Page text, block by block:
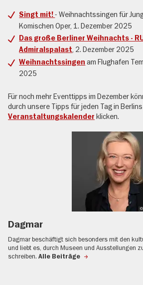
Singt mit!- Weihnachtssingen für
Komischen Oper, 1. Dezember 2025
Das große Berliner Weihnachts -
Admiralspalast, 2. Dezember 2025
Weihnachtssingen am Flughafen
2025
Für noch mehr Eventtipps im Dezember
durch unsere Tipps für jeden Tag in
Veranstaltungskalender klicken.
©
Dagmar
Dagmar beschäftigt sich besonders mit den
und liebt es, durch Museen und Ausstellungen
schreiben. Alle Beiträge